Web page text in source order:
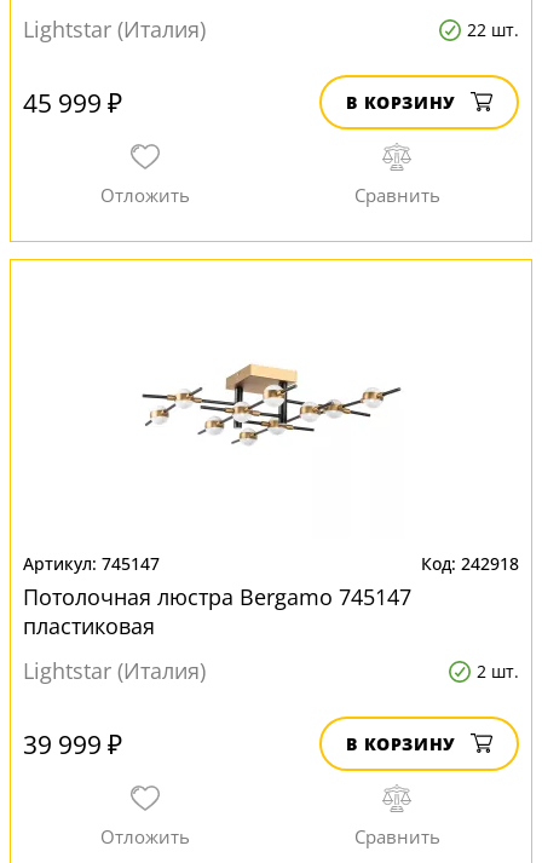
Lightstar (Италия)
22 шт.
45 999 ₽ В КОРЗИНУ
745147 242918
Потолочная люстра Bergamo 745147
пластиковая
Lightstar (Италия)
2 шт.
39 999 ₽ В КОРЗИНУ